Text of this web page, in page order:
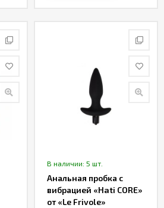
В наличии: 5 шт.
Анальная пробка с
вибрацией «Hati CORE»
от «Le Frivole»